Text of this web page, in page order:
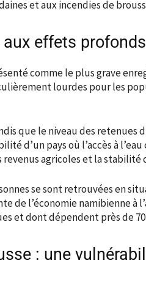
et aux incendies de
effets profonds
comme le plus grave
lourdes pour les
que le niveau des retenues
d’un pays où l’accès à
agricoles et la stabilité
se sont retrouvées en
de l’économie namibienne à
et dont dépendent près de
: une